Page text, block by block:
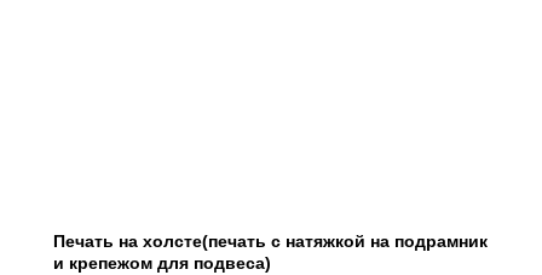
Печать на холсте(печать с натяжкой на подрамник
и крепежом для подвеса)